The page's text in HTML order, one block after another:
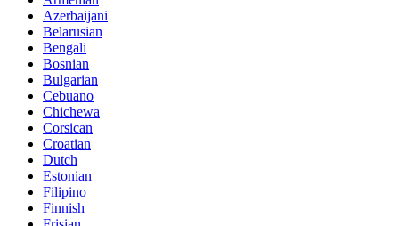
Azerbaijani
Belarusian
Bengali
Bosnian
Bulgarian
Cebuano
Chichewa
Corsican
Croatian
Dutch
Estonian
Filipino
Finnish